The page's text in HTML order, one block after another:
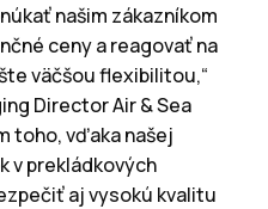
našim zákazníkom
ceny a reagovať na
väčšou flexibilitou,“
Director Air & Sea
toho, vďaka našej
v prekládkových
aj vysokú kvalitu